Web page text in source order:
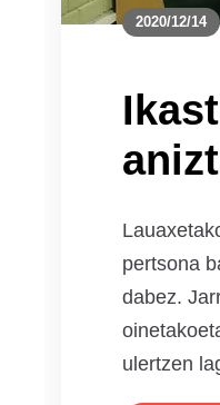
2020/12/14
pertsona
dabez.
ulertzen